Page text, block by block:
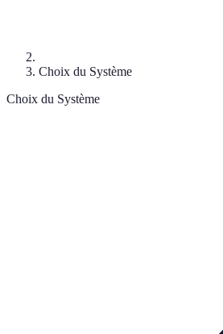
Choix du Système
Choix du Système